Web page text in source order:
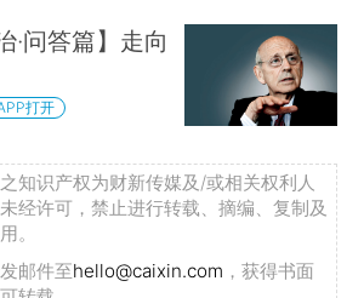
·问答篇】走向
打开
知识产权为财新传媒及/或相关权利人
经许可，禁止进行转载、摘编、复制及
。
邮件至hello@caixin.com ，获得书面